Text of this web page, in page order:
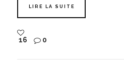
LIRE LA SUITE
16 0